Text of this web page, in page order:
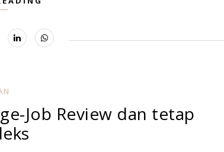
Job Review dan tetap